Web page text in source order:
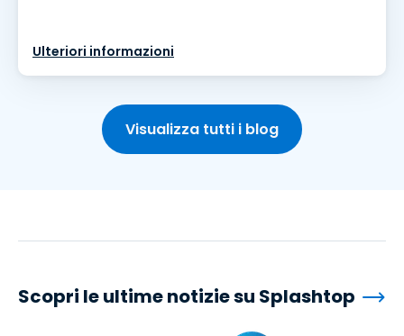
Ulteriori informazioni
Visualizza tutti i blog
Scopri le ultime notizie su Splashtop